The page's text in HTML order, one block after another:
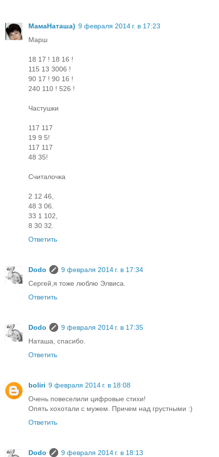
МамаНаташа) 9 февраля 2014 г. в 17:23
Маpш
18 17 ! 18 16 !
115 13 3006 !
90 17 ! 90 16 !
240 110 ! 526 !
Частушки
117 117
19 9 5!
117 117
48 35!
Считалочка
2 12 46,
48 3 06.
33 1 102,
8 30 32.
Ответить
Dodo
9 февраля 2014 г. в 17:34
Сергей,я тоже люблю Элвиса.
Ответить
Dodo
9 февраля 2014 г. в 17:35
Наташа, спасибо.
Ответить
boliri 9 февраля 2014 г. в 18:08
Очень повеселили цифровые стихи!
Опять хохотали с мужем. Причем над грустными :)
Ответить
Dodo
9 февраля 2014 г. в 18:13